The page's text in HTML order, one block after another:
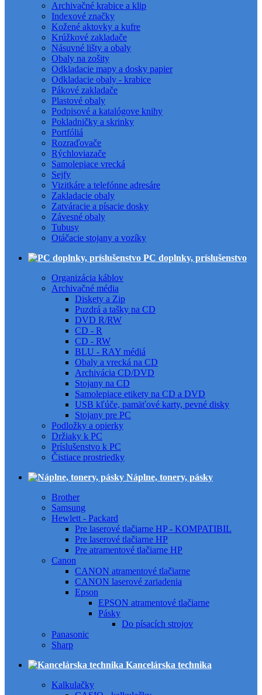
Archivačné krabice a klip
Indexové značky
Kožené aktovky a kufre
Krúžkové zakladače
Násuvné lišty a obaly
Obaly na zošity
Odkladacie mapy a dosky papier
Odkladacie obaly - krabice
Pákové zakladače
Plastové obaly
Podpisové a katalógove knihy
Pokladničky a skrinky
Portfóliá
Rozraďovače
Rýchloviazače
Samolepiace vrecká
Sejfy
Vizitkáre a telefónne adresáre
Zakladacie obaly
Zatváracie a písacie dosky
Závesné obaly
Tubusy
Otáčacie stojany a vozíky
PC doplnky, príslušenstvo
Organizácia káblov
Archivačné média
Diskety a Zip
Puzdrá a tašky na CD
DVD R/RW
CD - R
CD - RW
BLU - RAY médiá
Obaly a vrecká na CD
Archivácia CD/DVD
Stojany na CD
Samolepiace etikety na CD a DVD
USB kľúče, pamäťové karty, pevné disky
Stojany pre PC
Podložky a opierky
Držiaky k PC
Príslušenstvo k PC
Čistiace prostriedky
Náplne, tonery, pásky
Brother
Samsung
Hewlett - Packard
Pre laserové tlačiarne HP - KOMPATIBIL
Pre laserové tlačiarne HP
Pre atramentové tlačiarne HP
Canon
CANON atramentové tlačiarne
CANON laserové zariadenia
Epson
EPSON atramentové tlačiarne
Pásky
Do písacích strojov
Panasonic
Sharp
Kancelárska technika
Kalkulačky